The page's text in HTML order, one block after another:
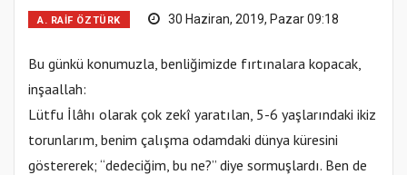
A. RAIF ÖZTÜRK 30 Haziran, 2019, Pazar 09:18
Bu günkü konumuzla, benliğimizde fırtınalara kopacak,
inşaallah:
Lütfu İlâhı olarak çok zekî yaratılan, 5-6 yaşlarındaki ikiz
torunlarım, benim çalışma odamdaki dünya küresini
göstererek; “dedeciğim, bu ne?” diye sormuşlardı. Ben de